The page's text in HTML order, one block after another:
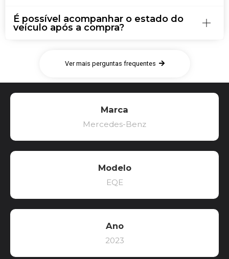
É possível acompanhar o estado do
veículo após a compra?
Ver mais perguntas frequentes
Marca
Mercedes-Benz
Modelo
EQE
Ano
2023